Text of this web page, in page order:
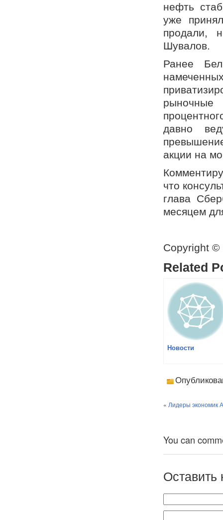
нефть
уже
продали,
Шувалов.
Ранее
рыночные
давно
акции на
что
глава
месяцем
Copyright ©
Related
Новости
« Лидеры экономик
You can
Оставить